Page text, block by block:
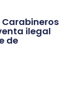
ilegal
de